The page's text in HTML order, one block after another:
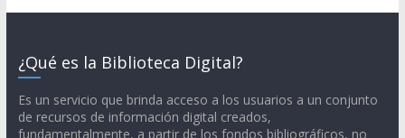
¿Qué es la Biblioteca Digital?
Es un servicio que brinda acceso a los usuarios a un conjunto
de recursos de información digital creados,
fundamentalmente, a partir de los fondos bibliográficos, no